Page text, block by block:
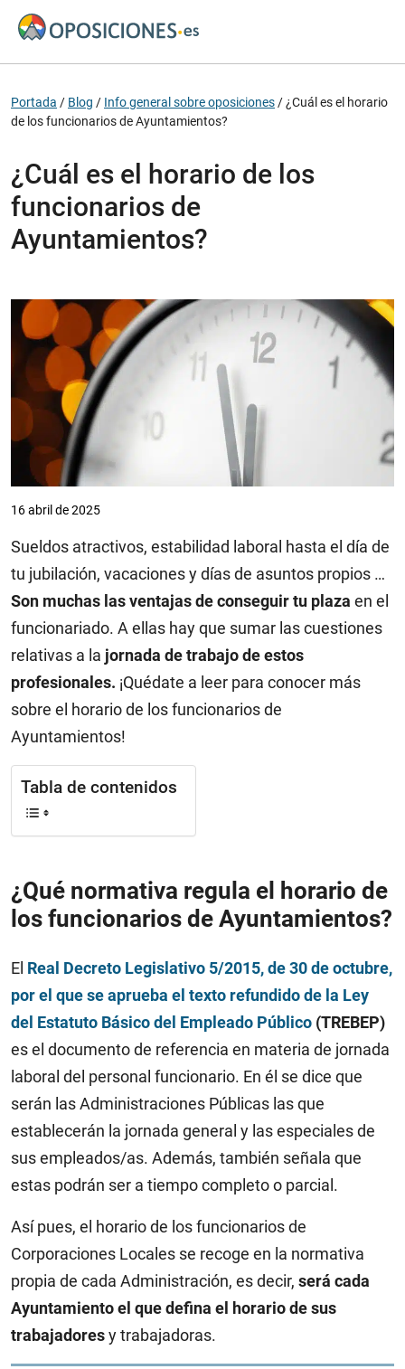
Portada / Blog / Info general sobre oposiciones / ¿Cuál es el horario
de los funcionarios de Ayuntamientos?
¿Cuál es el horario de los
funcionarios de
Ayuntamientos?
16 abril de 2025
Sueldos atractivos, estabilidad laboral hasta el día de
tu jubilación, vacaciones y días de asuntos propios …
Son muchas las ventajas de conseguir tu plaza en el
funcionariado. A ellas hay que sumar las cuestiones
relativas a la jornada de trabajo de estos
profesionales. ¡Quédate a leer para conocer más
sobre el horario de los funcionarios de
Ayuntamientos!
Tabla de contenidos
¿Qué normativa regula el horario de
los funcionarios de Ayuntamientos?
El Real Decreto Legislativo 5/2015, de 30 de octubre,
por el que se aprueba el texto refundido de la Ley
del Estatuto Básico del Empleado Público (TREBEP)
es el documento de referencia en materia de jornada
laboral del personal funcionario. En él se dice que
serán las Administraciones Públicas las que
establecerán la jornada general y las especiales de
sus empleados/as. Además, también señala que
estas podrán ser a tiempo completo o parcial.
Así pues, el horario de los funcionarios de
Corporaciones Locales se recoge en la normativa
propia de cada Administración, es decir, será cada
Ayuntamiento el que defina el horario de sus
trabajadoresy trabajadoras.